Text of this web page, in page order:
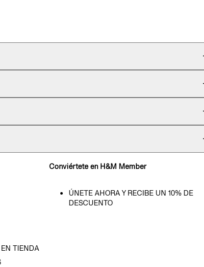
TIENDA
Conviértete en H&M Member
ÚNETE AHORA Y RECIBE UN 10% DE
DESCUENTO